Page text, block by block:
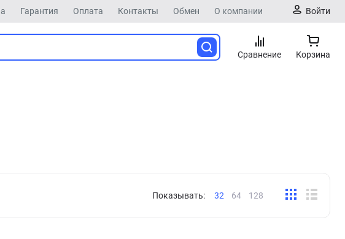
Гарантия Оплата Контакты Обмен О компании Войти
Сравнение Корзина
Показывать: 32 64 128